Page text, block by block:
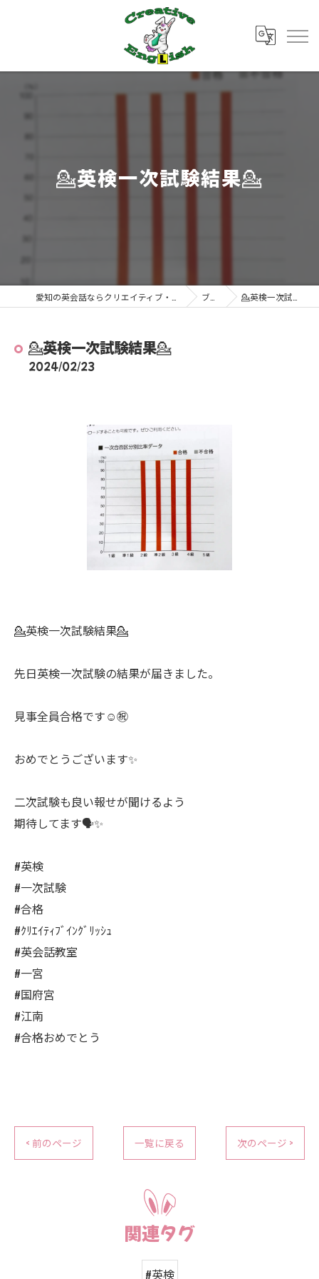
💁英検一次試験結果💁
ブログ 💁英検一次試験結果💁
💁英検一次試験結果💁
2024/02/23
💁英検一次試験結果💁
先日英検一次試験の結果が届きました。
見事全員合格です☺️㊗️
おめでとうございます✨
二次試験も良い報せが聞けるよう
期待してます🗣️✨
#英検
#一次試験
#合格
#ｸﾘｴｲﾃｨﾌﾞｲﾝｸﾞﾘｯｼｭ
#英会話教室
#一宮
#国府宮
#江南
#合格おめでとう
< 前のページ 一覧に戻る 次のページ >
関連タグ
#英検